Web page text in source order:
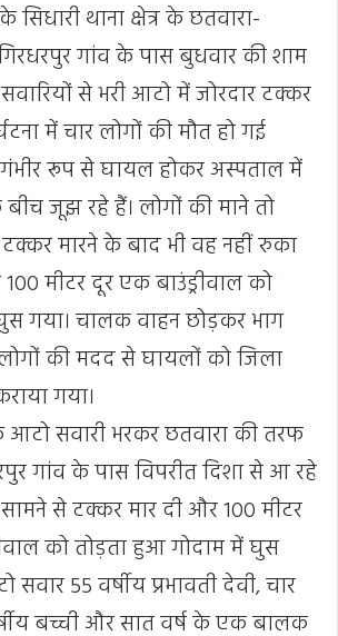
सिधारी थाना क्षेत्र के छतवारा-
गांव के पास बुधवार की शाम
से भरी आटो में जोरदार टक्कर
में चार लोगों की मौत हो गई
रूप से घायल होकर अस्पताल में
जूझ रहे हैं। लोगों की माने तो
मारने के बाद भी वह नहीं रुका
मीटर दूर एक बाउंड्रीवाल को
गया। चालक वाहन छोड़कर भाग
की मदद से घायलों को जिला
गया।
सवारी भरकर छतवारा की तरफ
गांव के पास विपरीत दिशा से आ रहे
से टक्कर मार दी और 100 मीटर
को तोड़ता हुआ गोदाम में घुस
55 वर्षीय प्रभावती देवी, चार
बच्ची और सात वर्ष के एक बालक